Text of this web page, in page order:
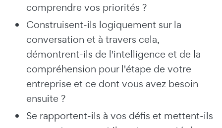
comprendre vos priorités ?
Construisent-ils logiquement sur la
conversation et à travers cela,
démontrent-ils de l'intelligence et de la
compréhension pour l'étape de votre
entreprise et ce dont vous avez besoin
ensuite ?
Se rapportent-ils à vos défis et mettent-ils